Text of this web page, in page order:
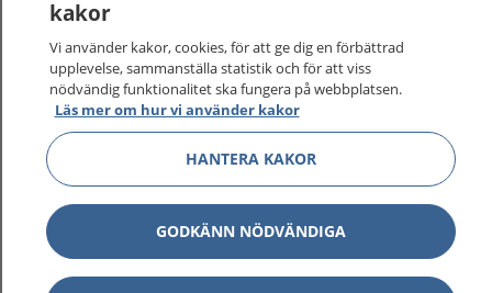
Kontakt
Behandling av personuppgifter
Hantering av kakor
kakor
Vi använder kakor, cookies, för att ge dig en förbättrad
upplevelse, sammanställa statistik och för att viss
nödvändig funktionalitet ska fungera på webbplatsen.
Läs mer om hur vi använder kakor
HANTERA KAKOR
GODKÄNN NÖDVÄNDIGA